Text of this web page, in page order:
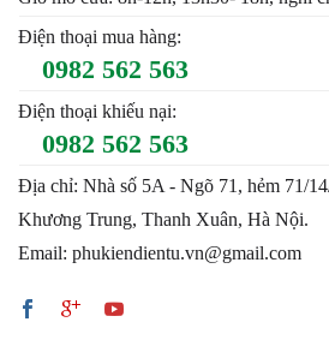
Điện thoại mua hàng:
0982 562 563
Điện thoại khiếu nại:
0982 562 563
Địa chỉ: Nhà số 5A - Ngõ 71, hẻm 71/
Khương Trung, Thanh Xuân, Hà Nội.
Email: phukiendientu.vn@gmail.com